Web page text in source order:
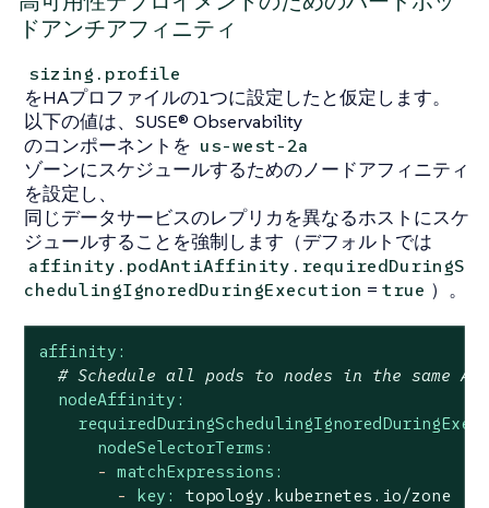
ドアンチアフィニティ
sizing.profile
をHAプロファイルの1つに設定したと仮定します。
以下の値は、SUSE® Observability
のコンポーネントを us-west-2a
ゾーンにスケジュールするためのノードアフィニティ
を設定し、
同じデータサービスのレプリカを異なるホストにスケ
ジュールすることを強制します（デフォルトでは
affinity.podAntiAffinity.requiredDuringS
chedulingIgnoredDuringExecution = true ）。
affinity:
# Schedule all pods to nodes in the same AZ
nodeAffinity:
nodeSelectorTerms:
- matchExpressions:
-
key:
topology.kubernetes.io/zone